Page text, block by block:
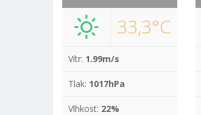
33,3°C
Vítr: 1.99m/s
Tlak: 1017hPa
Vlhkost: 22%